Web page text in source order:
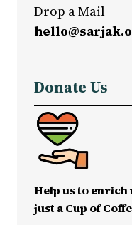
Drop a Mail
Donate Us
Help us to
just a Cup of